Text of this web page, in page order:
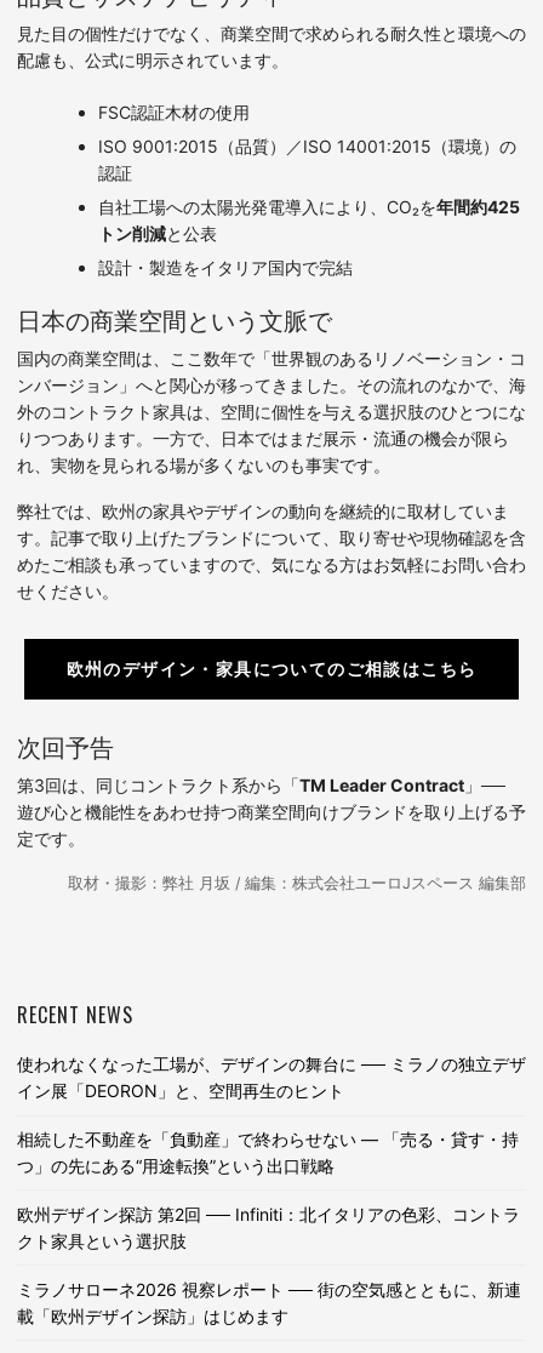
見た目の個性だけでなく、商業空間で求められる耐久性と環境への
配慮も、公式に明示されています。
FSC認証木材の使用
ISO 9001:2015（品質）／ISO 14001:2015（環境）の
認証
自社工場への太陽光発電導入により、CO₂を年間約425
トン削減と公表
設計・製造をイタリア国内で完結
日本の商業空間という文脈で
国内の商業空間は、ここ数年で「世界観のあるリノベーション・コ
ンバージョン」へと関心が移ってきました。その流れのなかで、海
外のコントラクト家具は、空間に個性を与える選択肢のひとつにな
りつつあります。一方で、日本ではまだ展示・流通の機会が限ら
れ、実物を見られる場が多くないのも事実です。
弊社では、欧州の家具やデザインの動向を継続的に取材していま
す。記事で取り上げたブランドについて、取り寄せや現物確認を含
めたご相談も承っていますので、気になる方はお気軽にお問い合わ
せください。
欧州のデザイン・家具についてのご相談はこちら
次回予告
第3回は、同じコントラクト系から「TM Leader Contract 」──
遊び心と機能性をあわせ持つ商業空間向けブランドを取り上げる予
定です。
取材・撮影：弊社 月坂 / 編集：株式会社ユーロJスペース 編集部
RECENT NEWS
使われなくなった工場が、デザインの舞台に ── ミラノの独立デザ
イン展「DEORON」と、空間再生のヒント
相続した不動産を「負動産」で終わらせない ― 「売る・貸す・持
つ」の先にある“用途転換”という出口戦略
欧州デザイン探訪 第2回 ── Infiniti：北イタリアの色彩、コントラ
クト家具という選択肢
ミラノサローネ2026 視察レポート ── 街の空気感とともに、新連
載「欧州デザイン探訪」はじめます